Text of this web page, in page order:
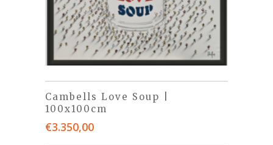
Cambells Love Soup |
100x100cm
€3.350,00